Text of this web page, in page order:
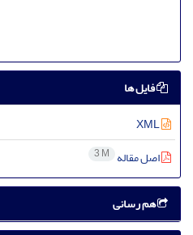
فایل ها
اصل مقاله 3 M
هم رسانی